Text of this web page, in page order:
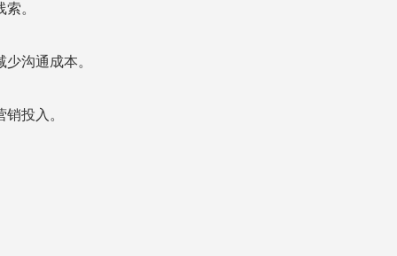
。
沟通成本。
投入。